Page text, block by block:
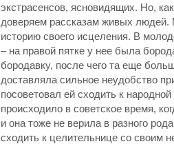
экстрасенсов, ясновидящих. Но,
доверяем рассказам живых
историю своего исцеления. В
– на правой пятке у нее была
бородавку, после чего та еще
доставляла сильное неудобство
посоветовал ей сходить к
происходило в советское время,
и она тоже не верила в разного
сходить к целительнице со своим